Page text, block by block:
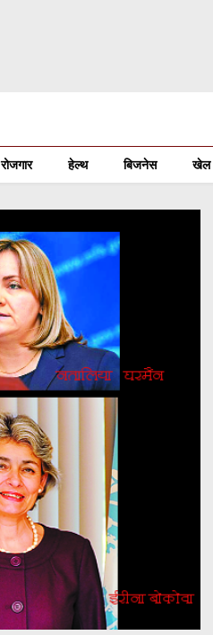
रोजगार हेल्थ बिजनेस खेल